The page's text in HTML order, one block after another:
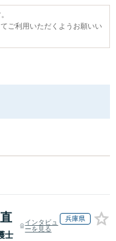
ご利用いただくようお願いい
士
インタビュ
ーを見る
兵庫県